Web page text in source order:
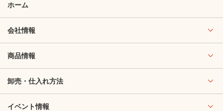
ホーム
会社情報
商品情報
卸売・仕入れ方法
イベント情報